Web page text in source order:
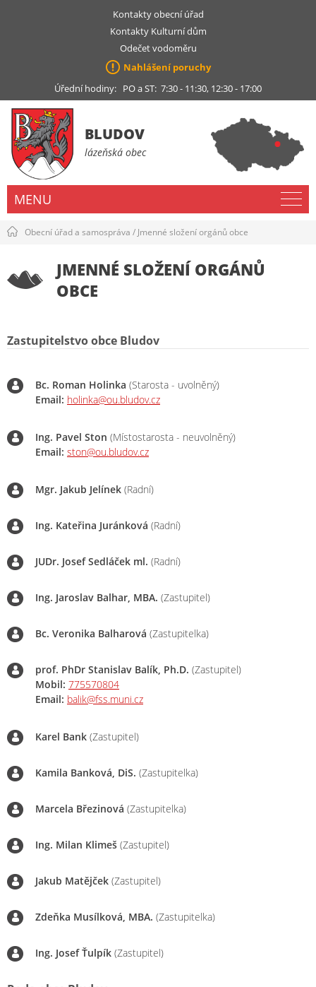
Kontakty obecní úřad
Kontakty Kulturní dům
Odečet vodoměru
Nahlášení poruchy
Úřední hodiny: PO a ST: 7:30 - 11:30, 12:30 - 17:00
BLUDOV
lázeňská obec
MENU
Obecní úřad a samospráva / Jmenné složení orgánů obce
JMENNÉ SLOŽENÍ ORGÁNŮ
OBCE
Zastupitelstvo obce Bludov
Bc. Roman Holinka (Starosta - uvolněný)
Email: holinka@ou.bludov.cz
Ing. Pavel Ston (Místostarosta - neuvolněný)
Email: ston@ou.bludov.cz
Mgr. Jakub Jelínek (Radní)
Ing. Kateřina Juránková (Radní)
JUDr. Josef Sedláček ml. (Radní)
Ing. Jaroslav Balhar, MBA. (Zastupitel)
Bc. Veronika Balharová (Zastupitelka)
prof. PhDr Stanislav Balík, Ph.D. (Zastupitel)
Mobil: 775570804
Email: balik@fss.muni.cz
Karel Bank (Zastupitel)
Kamila Banková, DiS. (Zastupitelka)
Marcela Březinová (Zastupitelka)
Ing. Milan Klimeš (Zastupitel)
Jakub Matějček (Zastupitel)
Zdeňka Musílková, MBA. (Zastupitelka)
Ing. Josef Ťulpík (Zastupitel)